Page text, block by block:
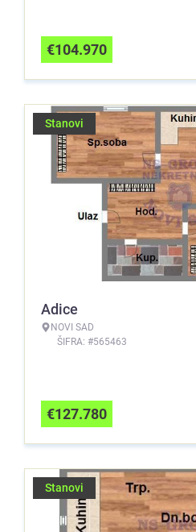
€104.970
Stanovi
Adice
NOVI SAD
ŠIFRA: #565463
€127.780
Stanovi